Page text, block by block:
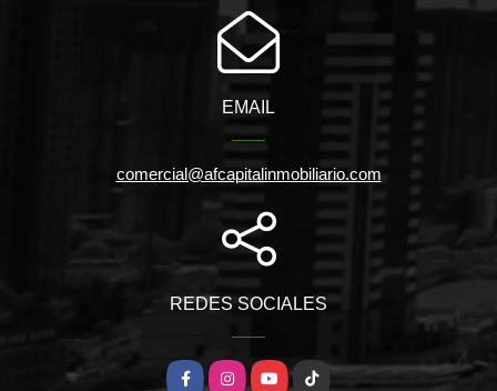
EMAIL
comercial@afcapitalinmobiliario.com
REDES SOCIALES
FacebookInstagramYouTubeTikTok